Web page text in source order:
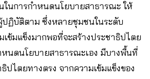
ในการกำหนดนโยบายสาธารณะ​ ให้
ปฏิบัติตาม ซึ่งหลายชุมชนในระดับ
เข้มแข็งมากพอที่จะสร้างประชาธิปไตย
หนดนโยบายสาธารณะเอง​ มีบางพื้นที่
ปไตยทางตรง จากความเข้มแข็งของ